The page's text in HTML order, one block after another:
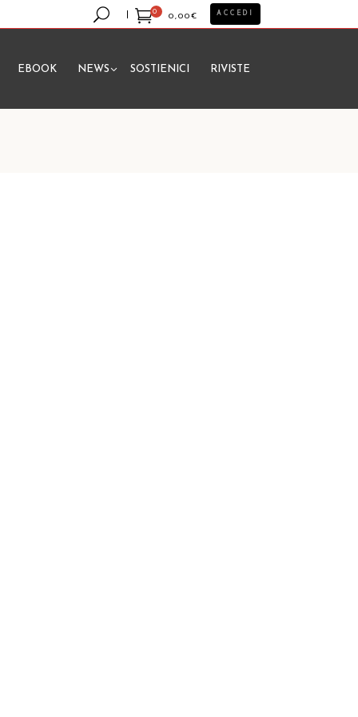
0
0,00€
prodotto nel carrello.
ACCEDI
EBOOK NEWS SOSTIENICI RIVISTE